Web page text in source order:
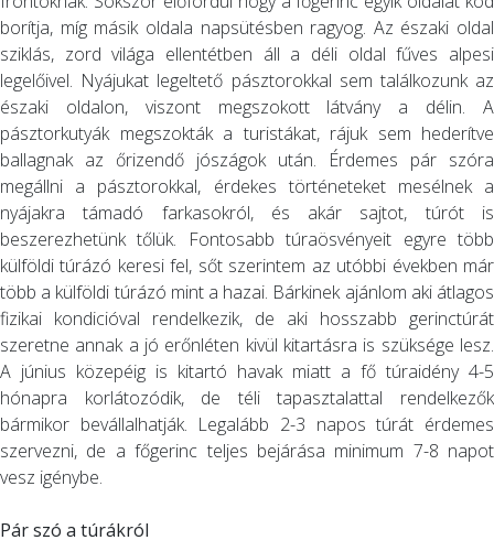
borítja, míg másik oldala napsütésben ragyog. Az északi oldal
sziklás, zord világa ellentétben áll a déli oldal fűves alpesi
legelőivel. Nyájukat legeltető pásztorokkal sem találkozunk az
északi oldalon, viszont megszokott látvány a délin. A
pásztorkutyák megszokták a turistákat, rájuk sem hederítve
ballagnak az őrizendő jószágok után. Érdemes pár szóra
megállni a pásztorokkal, érdekes történeteket mesélnek a
nyájakra támadó farkasokról, és akár sajtot, túrót is
beszerezhetünk tőlük. Fontosabb túraösvényeit egyre több
külföldi túrázó keresi fel, sőt szerintem az utóbbi években már
több a külföldi túrázó mint a hazai. Bárkinek ajánlom aki átlagos
fizikai kondicióval rendelkezik, de aki hosszabb gerinctúrát
szeretne annak a jó erőnléten kivül kitartásra is szüksége lesz.
A június közepéig is kitartó havak miatt a fő túraidény 4-5
hónapra korlátozódik, de téli tapasztalattal rendelkezők
bármikor bevállalhatják. Legalább 2-3 napos túrát érdemes
szervezni, de a főgerinc teljes bejárása minimum 7-8 napot
vesz igénybe.
Pár szó a túrákról